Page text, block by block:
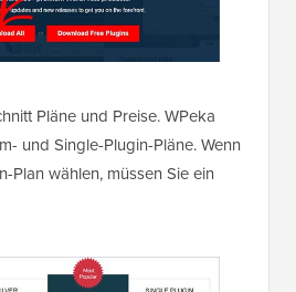
Pläne und Preise. WPeka
und Single-Plugin-Pläne. Wenn
Plan wählen, müssen Sie ein